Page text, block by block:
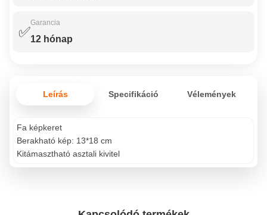
✅
Garancia
12 hónap
Leírás Specifikáció Vélemények
Fa képkeret
Berakható kép: 13*18 cm
Kitámasztható asztali kivitel